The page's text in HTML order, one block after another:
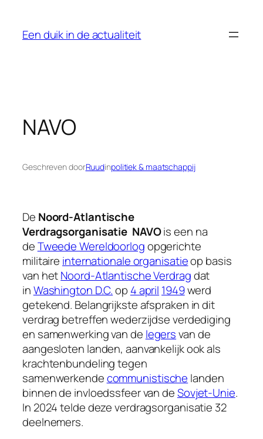
Een duik in de actualiteit
NAVO
Geschreven doorRuudinpolitiek & maatschappij
De Noord-Atlantische
Verdragsorganisatie NAVOis een na
deTweede Wereldoorlogopgerichte
militaire internationale organisatieop basis
van hetNoord-Atlantische Verdragdat
inWashington D.C.op 4 april 1949werd
getekend. Belangrijkste afspraken in dit
verdrag betreffen wederzijdse verdediging
en samenwerking van de legersvan de
aangesloten landen, aanvankelijk ook als
krachtenbundeling tegen
samenwerkendecommunistische landen
binnen de invloedssfeer van deSovjet-Unie.
In 2024 telde deze verdragsorganisatie 32
deelnemers.